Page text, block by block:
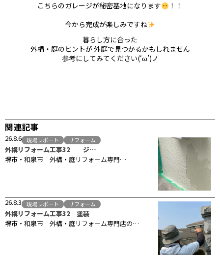
こちらのガレージが秘密基地になります
！！
今から完成が楽しみですね
暮らし方に合った
外構・庭のヒントが 外庭で見つかるかもしれません
参考にしてみてください(‘ω’)ノ
関連記事
26.8.6 現場レポート リフォーム
外構リフォーム工事32 ジ…
堺市・和泉市 外構・庭リフォーム専門…
26.8.3 現場レポート リフォーム
外構リフォーム工事32 塗装
堺市・和泉市 外構・庭リフォーム専門店の…